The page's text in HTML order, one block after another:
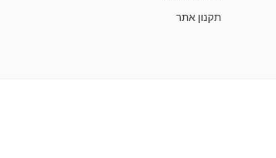
תקנון אתר